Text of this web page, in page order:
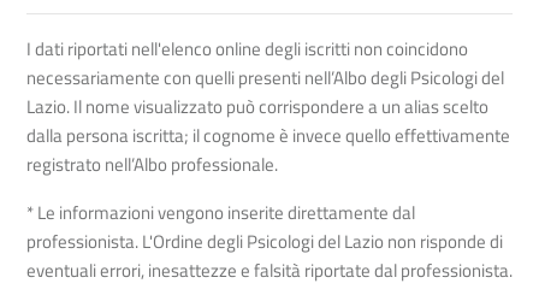
I dati riportati nell'elenco online degli iscritti non coincidono
necessariamente con quelli presenti nell’Albo degli Psicologi del
Lazio. Il nome visualizzato può corrispondere a un alias scelto
dalla persona iscritta; il cognome è invece quello effettivamente
registrato nell’Albo professionale.
* Le informazioni vengono inserite direttamente dal
professionista. L'Ordine degli Psicologi del Lazio non risponde di
eventuali errori, inesattezze e falsità riportate dal professionista.